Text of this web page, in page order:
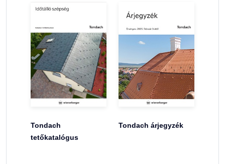
Tondach
tetőkatalógus
Tondach árjegyzék